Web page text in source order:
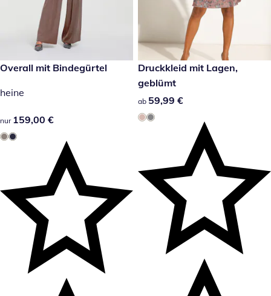
159,00 €
Overall mit Bindegürtel
heine
159,00 €
nur 159,00 €
59,99 €
Druckkleid mit Lagen,
geblümt
59,99 €
ab 59,99 €